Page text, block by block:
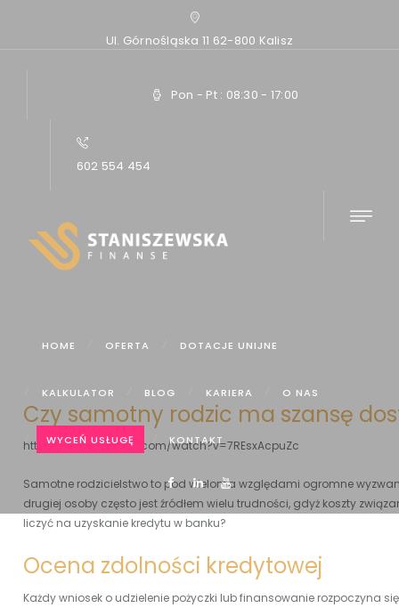
Ul. Górnośląska 11 62-800 Kalisz
Pon - Pt : 08:30 - 17:00
602 554 454
HOME OFERTA DOTACJE UNIJNE
KALKULATOR BLOG KARIERA O NAS
WYCEŃ USŁUGĘ KONTAKT
Home
Czy samotny rodzic ma szansę
https://www.youtube.com/watch?v=7REsxAcpuZc
Samotne rodzicielstwo to pod wieloma względami ogromne
drugiej osoby często jest źródłem wielu trudności, gdyż koszty
liczyć na uzyskanie kredytu w banku?
Ocena zdolności kredytowej
Każdy wniosek o udzielenie pożyczki lub finansowanie rozpoczyna